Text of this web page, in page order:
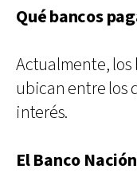
Qué bancos
Actualmente,
ubican entre los
interés.
El Banco